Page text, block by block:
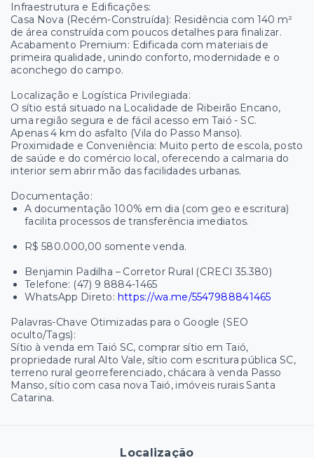
Infraestrutura e Edificações:
Casa Nova (Recém-Construída): Residência com 140 m²
de área construída com poucos detalhes para finalizar.
Acabamento Premium: Edificada com materiais de
primeira qualidade, unindo conforto, modernidade e o
aconchego do campo.
Localização e Logística Privilegiada:
O sítio está situado na Localidade de Ribeirão Encano,
uma região segura e de fácil acesso em Taió - SC.
Apenas 4 km do asfalto (Vila do Passo Manso).
Proximidade e Conveniência: Muito perto de escola, posto
de saúde e do comércio local, oferecendo a calmaria do
interior sem abrir mão das facilidades urbanas.
Documentação:
A documentação 100% em dia (com geo e escritura)
facilita processos de transferência imediatos.
R$ 580.000,00 somente venda.
Benjamin Padilha – Corretor Rural (CRECI 35.380)
Telefone: (47) 9 8884-1465
WhatsApp Direto: https://wa.me/5547988841465
Palavras-Chave Otimizadas para o Google (SEO
oculto/Tags):
Sítio à venda em Taió SC, comprar sítio em Taió,
propriedade rural Alto Vale, sítio com escritura pública SC,
terreno rural georreferenciado, chácara à venda Passo
Manso, sítio com casa nova Taió, imóveis rurais Santa
Catarina.
Localização